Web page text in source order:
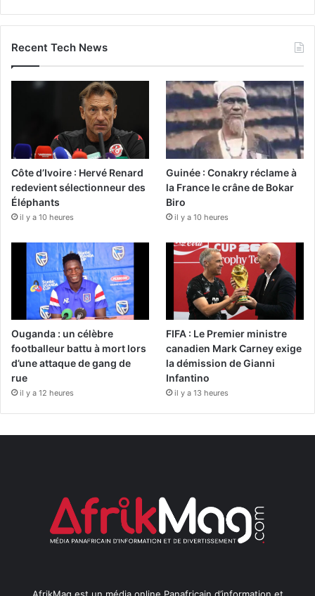
Recent Tech News
Côte d’Ivoire : Hervé Renard
redevient sélectionneur des
Éléphants
il y a 10 heures
Guinée : Conakry réclame à
la France le crâne de Bokar
Biro
il y a 10 heures
Ouganda : un célèbre
footballeur battu à mort lors
d’une attaque de gang de
rue
il y a 12 heures
FIFA : Le Premier ministre
canadien Mark Carney exige
la démission de Gianni
Infantino
il y a 13 heures
AfrikMag est un média online Panafricain d’information et